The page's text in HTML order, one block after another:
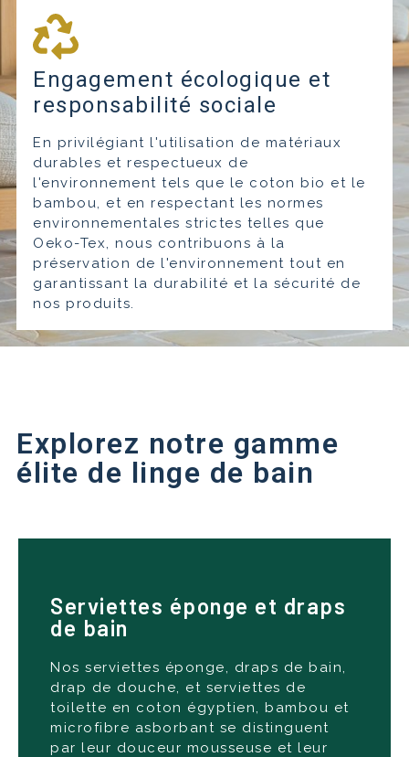
Engagement écologique et
responsabilité sociale
En privilégiant l'utilisation de matériaux
durables et respectueux de
l'environnement tels que le coton bio et le
bambou, et en respectant les normes
environnementales strictes telles que
Oeko-Tex, nous contribuons à la
préservation de l'environnement tout en
garantissant la durabilité et la sécurité de
nos produits.
Explorez notre gamme
élite de linge de bain
Serviettes éponge et draps
de bain
Nos serviettes éponge, draps de bain,
drap de douche, et serviettes de
toilette en coton égyptien, bambou et
microfibre asborbant se distinguent
par leur douceur mousseuse et leur
Disponibles en un arc-en-ciel de
coloris - de couleur uni beige naturel
au taupe profond, en passant par
l'ocre vibrant et le gris perle
sophistiqué - et ornées de finitions
raffinées comme le liteau jacquard et
les broderies personnalisées.